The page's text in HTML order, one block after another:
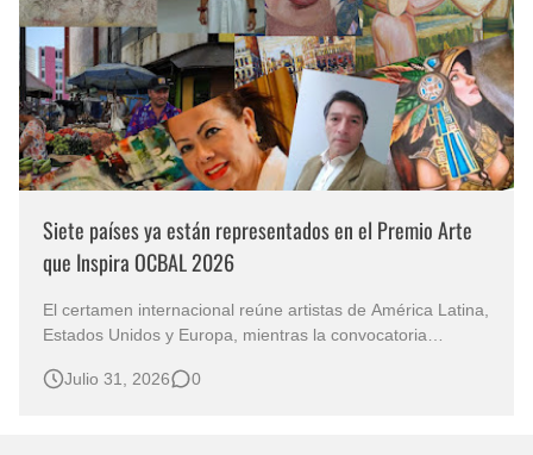
Siete países ya están representados en el Premio Arte
que Inspira OCBAL 2026
El certamen internacional reúne artistas de América Latina,
Estados Unidos y Europa, mientras la convocatoria
forma de expresión y diálogo cultural es el punto de
Julio 31, 2026 0